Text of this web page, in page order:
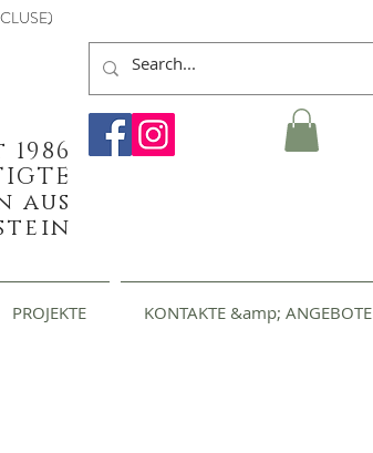
aus
PROJEKTE KONTAKTE &amp; ANGEBOTE